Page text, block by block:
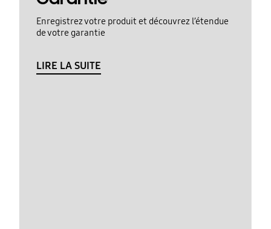
Enregistrez votre produit et découvrez l’étendue
de votre garantie
LIRE LA SUITE